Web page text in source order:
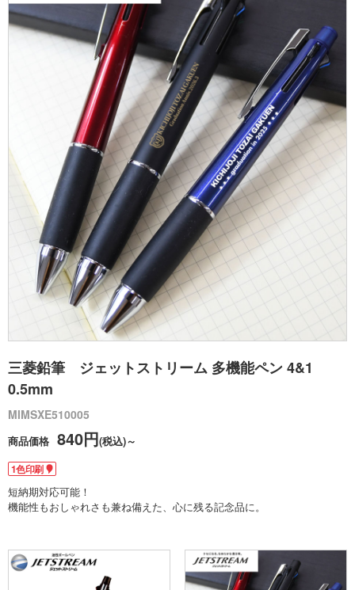
三菱鉛筆 ジェットストリーム 多機能ペン 4&1
0.5mm
MIMSXE510005
商品価格 840円(税込)～
1色印刷
短納期対応可能！
機能性もおしゃれさも兼ね備えた、心に残る記念品に。